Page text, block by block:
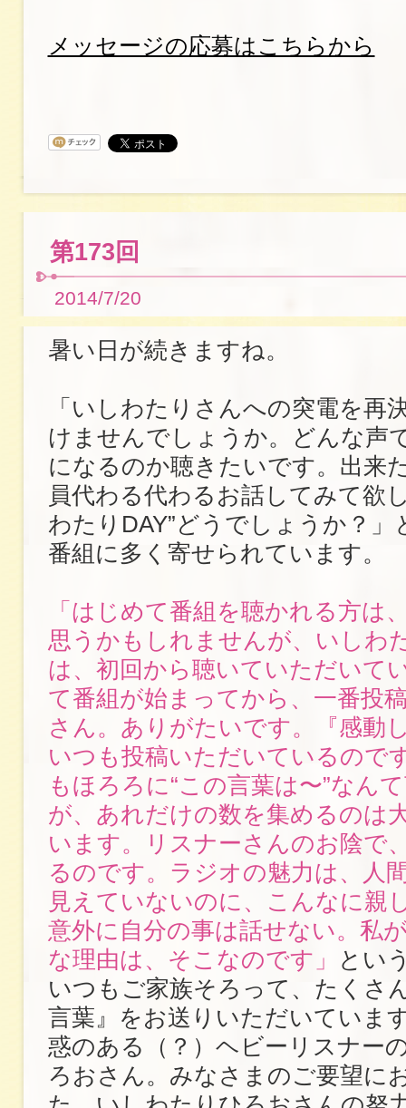
メッセージの応募はこちらから
第173回
2014/7/20
暑い日が続きますね。
「いしわたりさんへの突電を再
けませんでしょうか。どんな声
になるのか聴きたいです。出来
員代わる代わるお話してみて欲
わたりDAY”どうでしょうか？」
番組に多く寄せられています。
「はじめて番組を聴かれる方は
思うかもしれませんが、いしわ
は、初回から聴いていただいて
て番組が始まってから、一番投
さん。ありがたいです。『感動
いつも投稿いただいているので
もほろろに“この言葉は〜”なん
が、あれだけの数を集めるのは
います。リスナーさんのお陰で
るのです。ラジオの魅力は、人
見えていないのに、こんなに親
意外に自分の事は話せない。私
な理由は、そこなのです」
とい
いつもご家族そろって、たくさ
言葉』をお送りいただいていま
惑のある（？）ヘビーリスナー
ろおさん。みなさまのご要望に